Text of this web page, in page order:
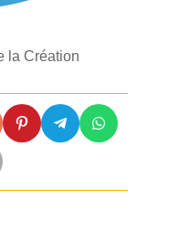
la Création